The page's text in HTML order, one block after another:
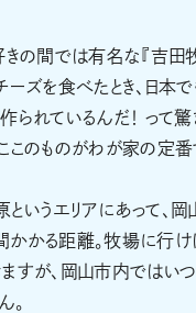
きの間では有名な『吉田
ーズを食べたとき、日本
られているんだ！ って驚
このものがわが家の定番
いうエリアにあって、岡
かかる距離。牧場に行
すが、岡山市内ではい
。